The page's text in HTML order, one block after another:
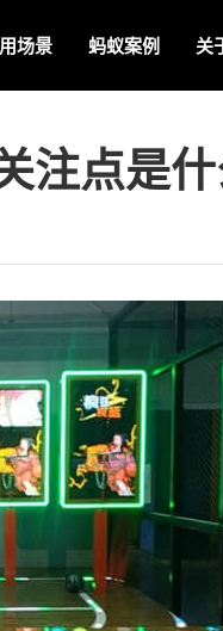
场景 蚂蚁案例 关
注点是什